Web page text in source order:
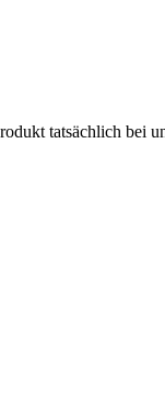
tatsächlich bei